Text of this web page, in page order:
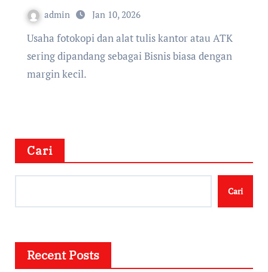
admin Jan 10, 2026
Usaha fotokopi dan alat tulis kantor atau ATK
sering dipandang sebagai Bisnis biasa dengan
margin kecil.
Cari
Cari
Recent Posts